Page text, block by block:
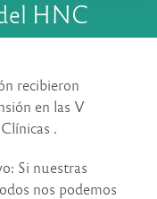
HNC
recibieron
en las V
.
Si nuestras
nos podemos